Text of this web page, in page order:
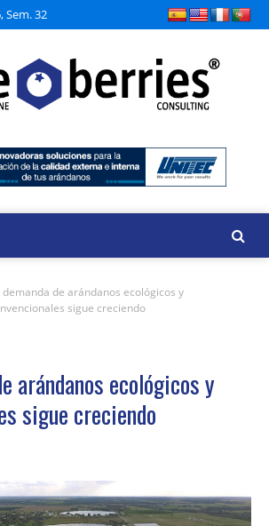
Sem. 32
demanda de arándanos ecológicos y
sigue creciendo
arándanos ecológicos y
sigue creciendo